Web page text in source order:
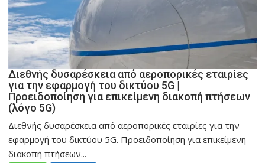
Διεθνής δυσαρέσκεια από αεροπορικές εταιρίες
για την εφαρμογή του δικτύου 5G |
Προειδοποίηση για επικείμενη διακοπή πτήσεων
(λόγο 5G)
Διεθνής δυσαρέσκεια από αεροπορικές εταιρίες για την
εφαρμογή του δικτύου 5G. Προειδοποίηση για επικείμενη
διακοπή πτήσεων...